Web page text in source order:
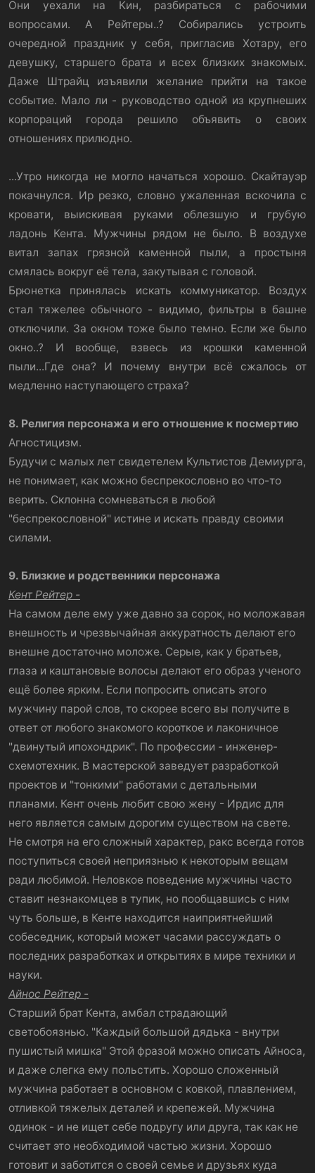
Они уехали на Кин, разбираться с рабочими
вопросами. А Рейтеры..? Собирались устроить
очередной праздник у себя, пригласив Хотару, его
девушку, старшего брата и всех близких знакомых.
Даже Штрайц изъявили желание прийти на такое
событие. Мало ли - руководство одной из крупнеших
корпораций города решило объявить о своих
отношениях прилюдно.
...Утро никогда не могло начаться хорошо. Скайтауэр
покачнулся. Ир резко, словно ужаленная вскочила с
кровати, выискивая руками облезшую и грубую
ладонь Кента. Мужчины рядом не было. В воздухе
витал запах грязной каменной пыли, а простыня
смялась вокруг её тела, закутывая с головой.
Брюнетка принялась искать коммуникатор. Воздух
стал тяжелее обычного - видимо, фильтры в башне
отключили. За окном тоже было темно. Если же было
окно..? И вообще, взвесь из крошки каменной
пыли...Где она? И почему внутри всё сжалось от
медленно наступающего страха?​
8. Религия персонажа и его отношение к посмертию
Агностицизм.
Будучи с малых лет свидетелем Культистов Демиурга,
не понимает, как можно беспрекословно во что-то
верить. Склонна сомневаться в любой
"беспрекословной" истине и искать правду своими
силами.
9. Близкие и родственники персонажа
Кент Рейтер -
На самом деле ему уже давно за сорок, но моложавая
внешность и чрезвычайная аккуратность делают его
внешне достаточно моложе. Серые, как у братьев,
глаза и каштановые волосы делают его образ ученого
ещё более ярким. Если попросить описать этого
мужчину парой слов, то скорее всего вы получите в
ответ от любого знакомого короткое и лаконичное
"двинутый ипохондрик". По профессии - инженер-
схемотехник. В мастерской заведует разработкой
проектов и "тонкими" работами с детальными
планами. Кент очень любит свою жену - Ирдис для
него является самым дорогим существом на свете.
Не смотря на его сложный характер, ракс всегда готов
поступиться своей неприязнью к некоторым вещам
ради любимой. Неловкое поведение мужчины часто
ставит незнакомцев в тупик, но пообщавшись с ним
чуть больше, в Кенте находится наиприятнейший
собеседник, который может часами рассуждать о
последних разработках и открытиях в мире техники и
науки.
Айнос Рейтер -
Старший брат Кента, амбал страдающий
светобоязнью. "Каждый большой дядька - внутри
пушистый мишка" Этой фразой можно описать Айноса,
и даже слегка ему польстить. Хорошо сложенный
мужчина работает в основном с ковкой, плавлением,
отливкой тяжелых деталей и крепежей. Мужчина
одинок - и не ищет себе подругу или друга, так как не
считает это необходимой частью жизни. Хорошо
готовит и заботится о своей семье и друзьях куда